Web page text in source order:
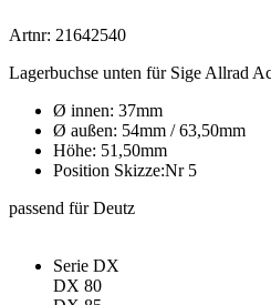
Artnr: 21642540
Lagerbuchse unten für Sige Allrad
Ø innen: 37mm
Ø außen: 54mm / 63,50mm
Höhe: 51,50mm
Position Skizze:Nr 5
passend für Deutz
Serie DX
DX 80